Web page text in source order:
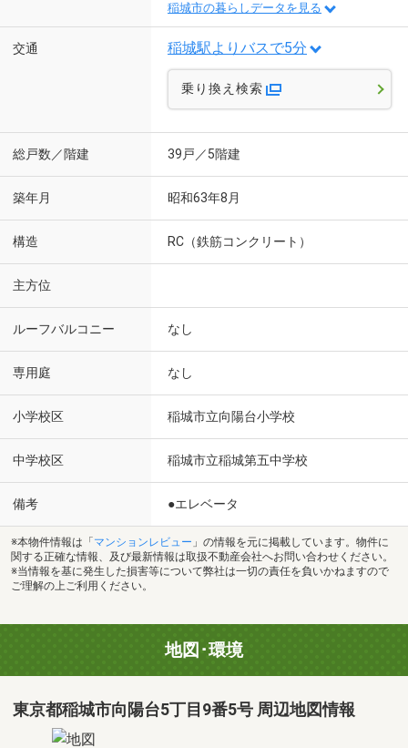
稲城市の暮らしデータを見る
交通 稲城駅よりバスで5分
乗り換え検索
総戸数／階建 39戸／5階建
築年月 昭和63年8月
構造 RC（鉄筋コンクリート）
主方位
ルーフバルコニー なし
専用庭 なし
小学校区 稲城市立向陽台小学校
中学校区 稲城市立稲城第五中学校
備考 ●エレベータ
※本物件情報は「 マンションレビュー 」の情報を元に掲載しています。物件に
関する正確な情報、及び最新情報は取扱不動産会社へお問い合わせください。
※当情報を基に発生した損害等について弊社は一切の責任を負いかねますので
ご理解の上ご利用ください。
地図･環境
東京都稲城市向陽台5丁目9番5号 周辺地図情報